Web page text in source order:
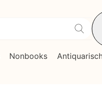
Nonbooks